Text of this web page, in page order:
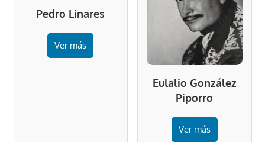
Pedro Linares
Ver más
Eulalio González
Piporro
Ver más